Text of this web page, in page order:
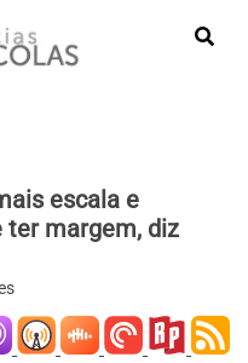
escala e
ter margem, diz